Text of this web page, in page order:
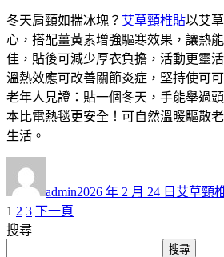
冬天肩頸如揣冰塊？ 艾草頸椎貼以艾
心，搭配薑黃素增強驅寒效果，讓熱
佳，貼後可減少厚衣負擔，活動更靈
溫熱效應可改善關節炎症，堅持使可
老年人見證：貼一個冬天，手能舉過
本比電熱毯更安全！可自然溫暖驅散
生活。
者
admin佈
2026 年 2 月 24 日 類
艾草頸
文
章
頁
次
1 頁
次
2 頁
次
3 下一頁
搜尋
搜尋